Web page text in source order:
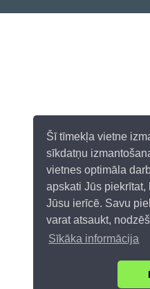
Šī tīmekļa vietne
sīkdatņu
vietnes optimāla
apskati Jūs
Jūsu ierīcē. Savu
varat atsaukt,
Sīkāka informācija